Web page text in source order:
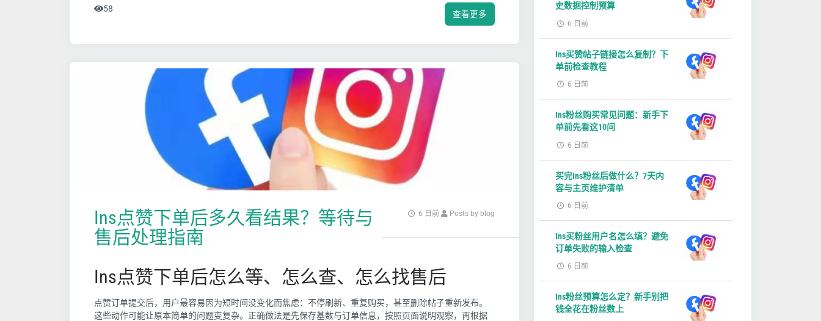
查看更多
58
6 日前 Posts by blog
Ins点赞下单后多久看结果？等待与
售后处理指南
Ins点赞下单后怎么等、怎么查、怎么找售后
点赞订单提交后，用户最容易因为短时间没变化而焦虑：不停刷新、重复购买，甚至删除帖子重新发布。
这些动作可能让原本简单的问题变复杂。正确做法是先保存基数与订单信息，按照页面说明观察，再根据
史数据控制预算
6 日前
Ins买赞帖子链接怎么复制？下
单前检查教程
6 日前
Ins粉丝购买常见问题：新手下
单前先看这10问
6 日前
买完Ins粉丝后做什么？7天内
容与主页维护清单
6 日前
Ins买粉丝用户名怎么填？避免
订单失败的输入检查
6 日前
Ins粉丝预算怎么定？新手别把
钱全花在粉丝数上